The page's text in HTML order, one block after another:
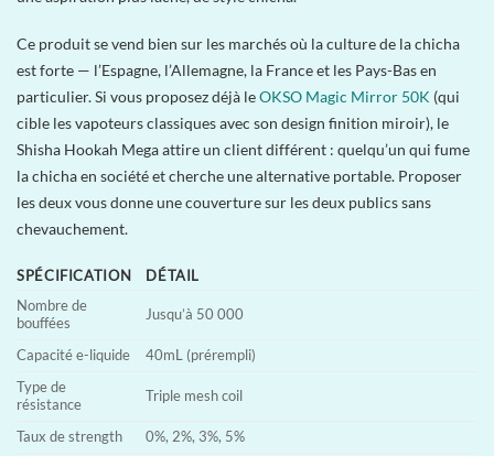
Ce produit se vend bien sur les marchés où la culture de la chicha
est forte — l’Espagne, l’Allemagne, la France et les Pays-Bas en
particulier. Si vous proposez déjà leOKSO Magic Mirror 50K (qui
cible les vapoteurs classiques avec son design finition miroir), le
Shisha Hookah Mega attire un client différent : quelqu’un qui fume
la chicha en société et cherche une alternative portable. Proposer
les deux vous donne une couverture sur les deux publics sans
chevauchement.
SPÉCIFICATION
DÉTAIL
Nombre de
bouffées
Jusqu’à 50 000
Capacité e-liquide
40mL (prérempli)
Type de
résistance
Triple mesh coil
Taux de strength
0%, 2%, 3%, 5%